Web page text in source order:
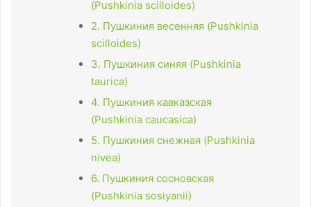
(Pushkinia scilloides)
2. Пушкиния весенняя (Pushkinia
scilloides)
3. Пушкиния синяя (Pushkinia
taurica)
4. Пушкиния кавказская
(Pushkinia caucasica)
5. Пушкиния снежная (Pushkinia
nivea)
6. Пушкиния сосновская
(Pushkinia sosiyanii)